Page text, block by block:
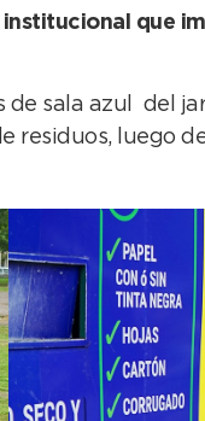
que
de sala azul del
luego